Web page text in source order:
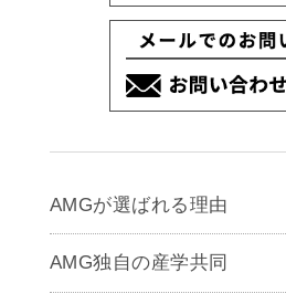
AMGが選ばれる理由
AMG独自の産学共同